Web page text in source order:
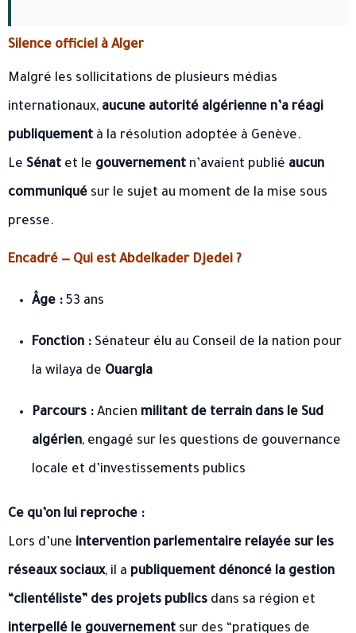
Silence officiel à Alger
Malgré les sollicitations de plusieurs médias
internationaux, aucune autorité algérienne n’a réagi
publiquement à la résolution adoptée à Genève.
Le Sénat et le gouvernement n’avaient publié aucun
communiqué sur le sujet au moment de la mise sous
presse.
Encadré — Qui est Abdelkader Djedei ?
Âge : 53 ans
Fonction : Sénateur élu au Conseil de la nation pour
la wilaya de Ouargla
Parcours : Ancien militant de terrain dans le Sud
algérien, engagé sur les questions de gouvernance
locale et d’investissements publics
Ce qu’on lui reproche :
Lors d’une intervention parlementaire relayée sur les
réseaux sociaux, il a publiquement dénoncé la gestion
“clientéliste” des projets publics dans sa région et
interpellé le gouvernement sur des “pratiques de